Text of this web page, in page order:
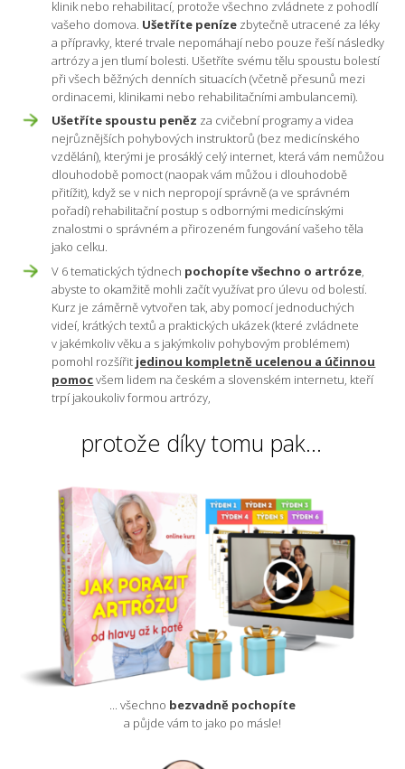
klinik nebo rehabilitací, protože všechno zvládnete z pohodlí
vašeho domova. Ušetříte peníze zbytečně utracené za léky
a přípravky, které trvale nepomáhají nebo pouze řeší následky
artrózy a jen tlumí bolesti. Ušetříte svému tělu spoustu bolestí
při všech běžných denních situacích (včetně přesunů mezi
ordinacemi, klinikami nebo rehabilitačními ambulancemi).
Ušetříte spoustu peněz za cvičební programy a videa
nejrůznějších pohybových instruktorů (bez medicínského
vzdělání), kterými je prosáklý celý internet, která vám nemůžou
dlouhodobě pomoct (naopak vám můžou i dlouhodobě
přitížit), když se v nich nepropojí správně (a ve správném
pořadí) rehabilitační postup s odbornými medicínskými
znalostmi o správném a přirozeném fungování vašeho těla
jako celku.
V 6 tematických týdnech pochopíte všechno o artróze
abyste to okamžitě mohli začít využívat pro úlevu od bolestí.
Kurz je záměrně vytvořen tak, aby pomocí jednoduchých
videí, krátkých textů a praktických ukázek (které zvládnete
v jakémkoliv věku a s jakýmkoliv pohybovým problémem)
pomohl rozšířit jedinou kompletně ucelenou a účinnou
pomocvšem lidem na českém a slovenském internetu, kteří
trpí jakoukoliv formou artrózy,
protože díky tomu pak...
... všechno bezvadně pochopíte
a půjde vám to jako po másle!